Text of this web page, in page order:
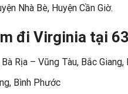
Nhà Bè, Huyện Cần Giờ.
đi Virginia tại
Bà Rịa – Vũng Tàu, Bắc
Bình Phước